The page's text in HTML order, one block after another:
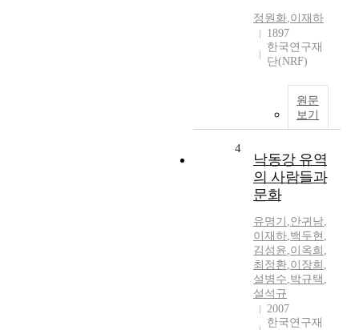
정원화,이재하
1897
한국연구재
단(NRF)
원문
보기
4
낙동강 유역
의 사람들과
문화
유명기 ,안귀남,
이재하,백두현 ,
김성윤,이옥희 ,
최정환,이장희 ,
설병수,박규택 ,
설석규
2007
한국연구재